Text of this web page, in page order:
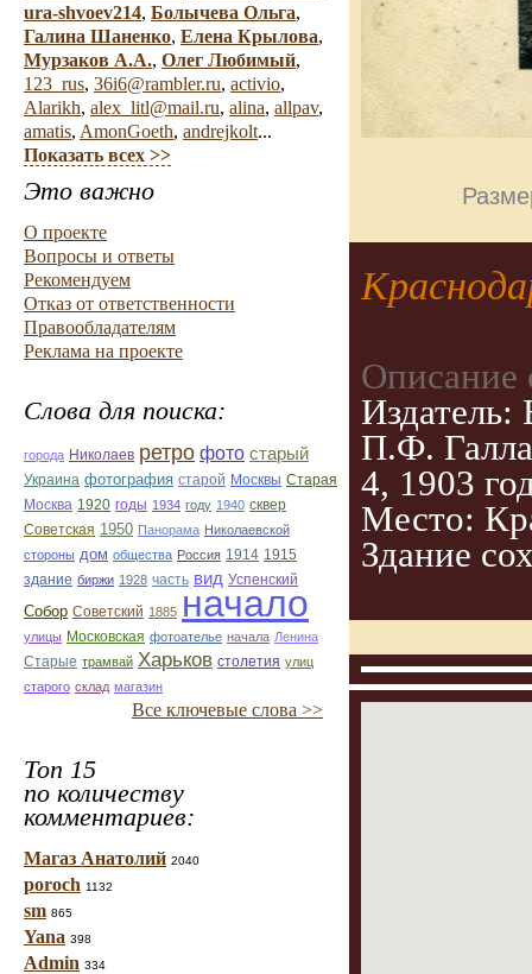
ura-shvoev214, Болычева Ольга,
Галина Шаненко, Елена Крылова,
Мурзаков А.А., Олег Любимый,
123_rus, 36i6@rambler.ru, activio,
Alarikh, alex_litl@mail.ru, alina, allpav,
amatis, AmonGoeth, andrejkolt...
Показать всех >>
Это важно
О проекте
Вопросы и ответы
Рекомендуем
Отказ от ответственности
Правообладателям
Реклама на проекте
Слова для поиска:
города Николаев ретро фото старый
Украина фотография старой Москвы Старая
Москва 1920 годы 1934 году 1940 сквер
Советская 1950 Панорама Николаевской
стороны дом общества Россия 1914 1915
здание биржи 1928 часть вид Успенский
Собор Советский 1885 начало
улицы Московская фотоателье начала Ленина
Старые трамвай Харьков столетия улиц
старого склад магазин
Все ключевые слова >>
Топ 15
по количеству
комментариев:
Магаз Анатолий 2040
poroch 1132
sm 865
Yana 398
Admin 334
Описание
Издатель:
П.Ф.
4, 1903
Место:
Здание